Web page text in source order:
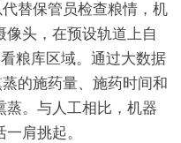
替保管员检查粮情，机
头，在预设轨道上自
粮库区域。通过大数据
的施药量、施药时间和
蒸。与人工相比，机器
肩挑起。